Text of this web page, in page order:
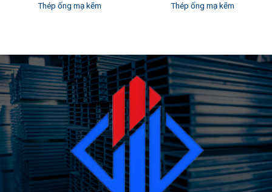
Thép ống mạ kẽm Thép ống mạ kẽm